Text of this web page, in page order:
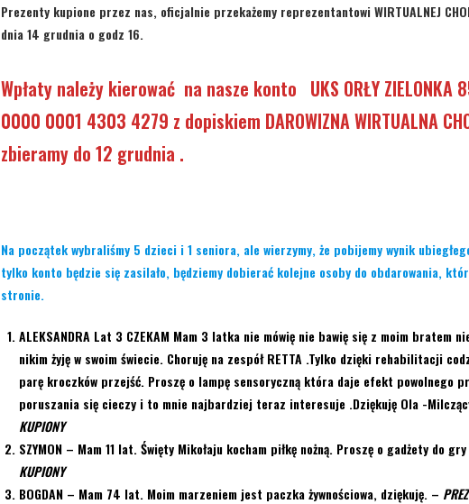
Prezenty kupione przez nas, oficjalnie przekażemy reprezentantowi WIRTUALNEJ
dnia 14 grudnia o godz 16.
Wpłaty należy kierować na nasze konto UKS ORŁY ZIELONKA
0000 0001 4303 4279 z dopiskiem DAROWIZNA WIRTUALNA
zbieramy do 12 grudnia .
Na początek wybraliśmy 5 dzieci i 1 seniora, ale wierzymy, że pobijemy wynik
tylko konto będzie się zasilało, będziemy dobierać kolejne osoby do obdarowania,
stronie.
ALEKSANDRA Lat 3 CZEKAM Mam 3 latka nie mówię nie bawię się z moim bratem
nikim żyję w swoim świecie. Choruję na zespół RETTA .Tylko dzięki rehabilitacji
parę kroczków przejść. Proszę o lampę sensoryczną która daje efekt powolnego
poruszania się cieczy i to mnie najbardziej teraz interesuje .Dziękuję Ola -
KUPIONY
SZYMON – Mam 11 lat. Święty Mikołaju kocham piłkę nożną. Proszę o gadżety do gry
KUPIONY
BOGDAN – Mam 74 lat. Moim marzeniem jest paczka żywnościowa, dziękuję. –